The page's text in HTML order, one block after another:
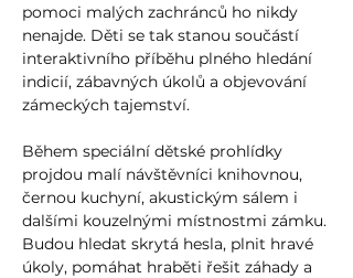
pomoci malých zachránců ho nikdy
nenajde. Děti se tak stanou součástí
interaktivního příběhu plného hledání
indicií, zábavných úkolů a objevování
zámeckých tajemství.
Během speciální dětské prohlídky
projdou malí návštěvníci knihovnou,
černou kuchyní, akustickým sálem i
dalšími kouzelnými místnostmi zámku.
Budou hledat skrytá hesla, plnit hravé
úkoly, pomáhat hraběti řešit záhady a